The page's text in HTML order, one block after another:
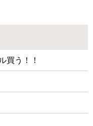
買う！！